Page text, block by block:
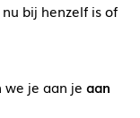
bij henzelf is of
we je aan je aan